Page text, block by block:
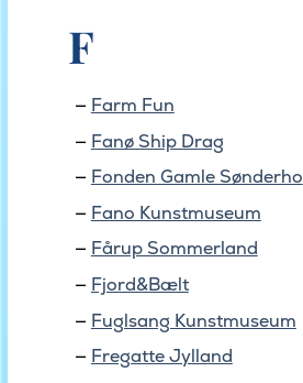
F
Farm Fun
Fanø Ship Drag
Fonden Gamle Sønderho
Fano Kunstmuseum
Fårup Sommerland
Fjord&Bælt
Fuglsang Kunstmuseum
Fregatte Jylland